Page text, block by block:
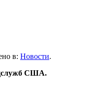
в: Новости.
США.